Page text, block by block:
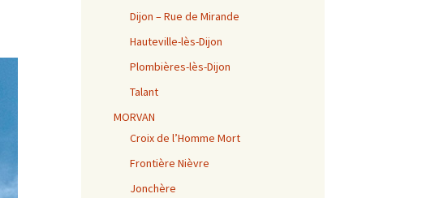
Dijon – Rue de Mirande
Hauteville-lès-Dijon
Plombières-lès-Dijon
Talant
MORVAN
Croix de l’Homme Mort
Frontière Nièvre
Jonchère